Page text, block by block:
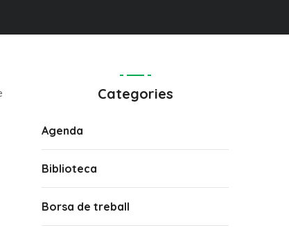
Categories
Agenda
Biblioteca
Borsa de treball